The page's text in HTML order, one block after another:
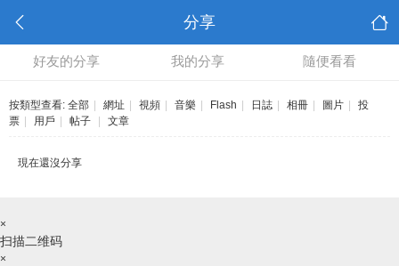
分享
好友的分享 我的分享 隨便看看
按類型查看: 全部 網址 視頻 音樂 Flash 日誌 相冊 圖片
投
票
用戶 帖子 文章
現在還沒分享
×
扫描二维码
×